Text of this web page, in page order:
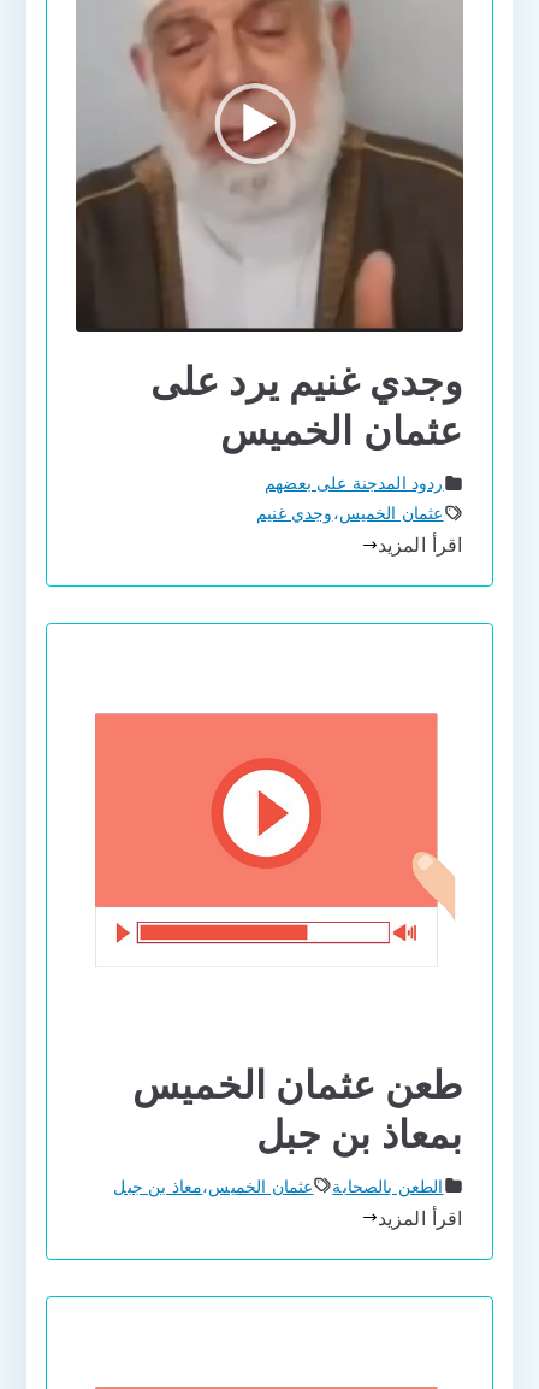
وجدي غنيم يرد على
عثمان الخميس
ردود المدجنة على بعضهم
عثمان الخميس،وجدي غنيم
اقرأ المزيد
طعن عثمان الخميس
بمعاذ بن جبل
الطعن بالصحابة عثمان الخميس،معاذ بن جبل
اقرأ المزيد